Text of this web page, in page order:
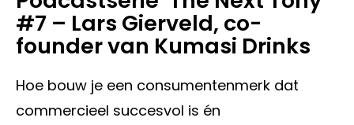
#7 – Lars Gierveld, co-
founder van Kumasi Drinks
Hoe bouw je een consumentenmerk dat
commercieel succesvol is én